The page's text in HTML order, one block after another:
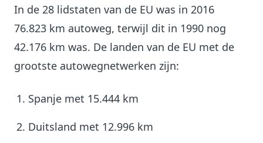
In de 28 lidstaten van de EU was in 2016
76.823 km autoweg, terwijl dit in 1990 nog
42.176 km was. De landen van de EU met de
grootste autowegnetwerken zijn:
Spanje met 15.444 km
Duitsland met 12.996 km